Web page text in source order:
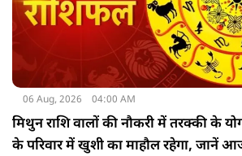
06 Aug, 2026 04:00 AM
मिथुन राशि वालों की नौकरी में तरक्की के
के परिवार में खुशी का माहौल रहेगा, जानें